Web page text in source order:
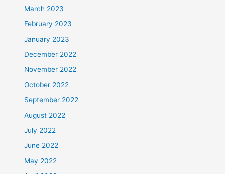
March 2023
February 2023
January 2023
December 2022
November 2022
October 2022
September 2022
August 2022
July 2022
June 2022
May 2022